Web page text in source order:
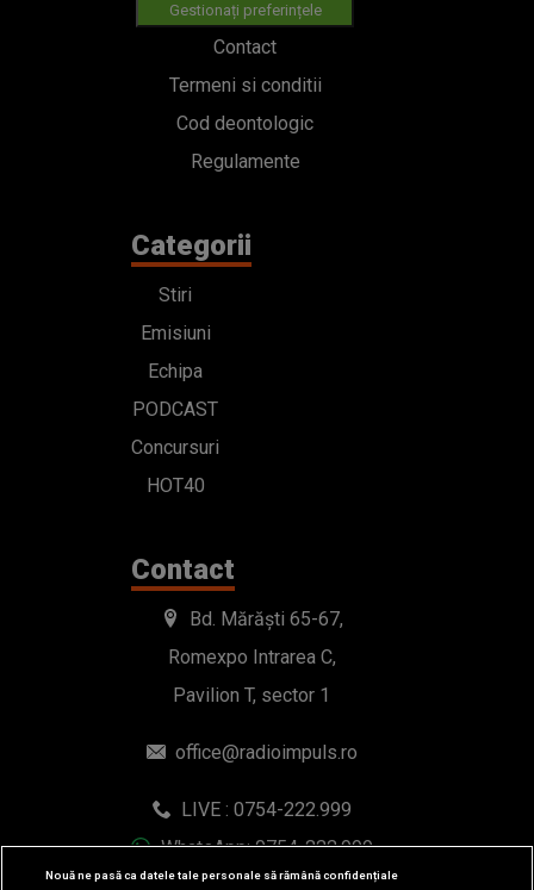
Gestionați preferințele
Contact
Termeni si conditii
Cod deontologic
Regulamente
Categorii
Stiri
Emisiuni
Echipa
PODCAST
Concursuri
HOT40
Contact
Bd. Mărăști 65-67,
Romexpo Intrarea C,
Pavilion T, sector 1
office@radioimpuls.ro
LIVE : 0754-222.999
WhatsApp: 0754-222.999
Nouă ne pasă ca datele tale personale să rămână confidențiale